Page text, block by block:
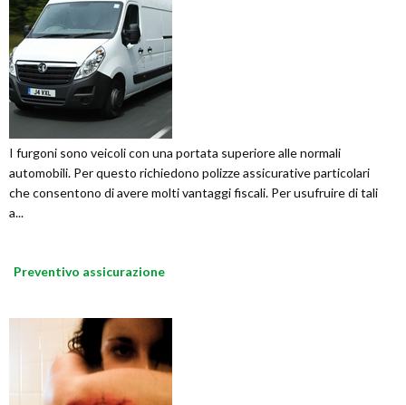
I furgoni sono veicoli con una portata superiore alle normali
automobili. Per questo richiedono polizze assicurative particolari
che consentono di avere molti vantaggi fiscali. Per usufruire di tali
a...
Preventivo assicurazione